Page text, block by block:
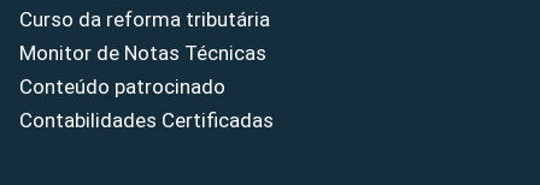
Curso da reforma tributária
Monitor de Notas Técnicas
Conteúdo patrocinado
Contabilidades Certificadas